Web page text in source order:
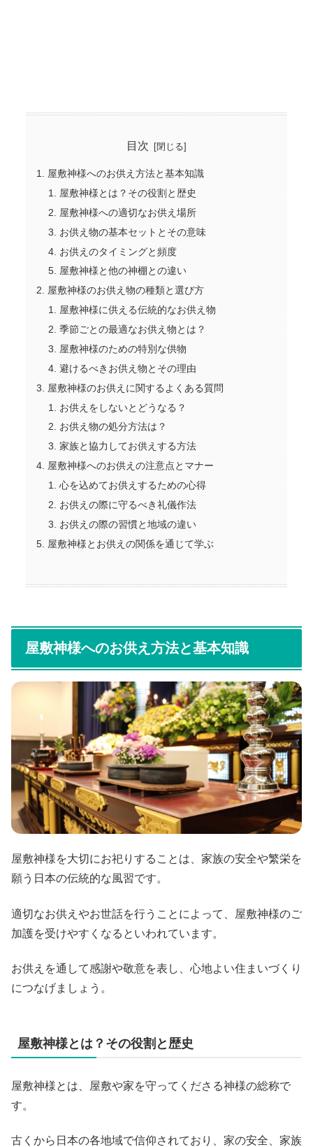
目次
屋敷神様へのお供え方法と基本知識
屋敷神様とは？その役割と歴史
屋敷神様への適切なお供え場所
お供え物の基本セットとその意味
お供えのタイミングと頻度
屋敷神様と他の神棚との違い
屋敷神様のお供え物の種類と選び方
屋敷神様に供える伝統的なお供え物
季節ごとの最適なお供え物とは？
屋敷神様のための特別な供物
避けるべきお供え物とその理由
屋敷神様のお供えに関するよくある質問
お供えをしないとどうなる？
お供え物の処分方法は？
家族と協力してお供えする方法
屋敷神様へのお供えの注意点とマナー
心を込めてお供えするための心得
お供えの際に守るべき礼儀作法
お供えの際の習慣と地域の違い
屋敷神様とお供えの関係を通じて学ぶ
屋敷神様へのお供え方法と基本知識
屋敷神様を大切にお祀りすることは、家族の安全や繁栄を
願う日本の伝統的な風習です。
適切なお供えやお世話を行うことによって、屋敷神様のご
加護を受けやすくなるといわれています。
お供えを通して感謝や敬意を表し、心地よい住まいづくり
につなげましょう。
屋敷神様とは？その役割と歴史
屋敷神様とは、屋敷や家を守ってくださる神様の総称で
す。
古くから日本の各地域で信仰されており、家の安全、家族